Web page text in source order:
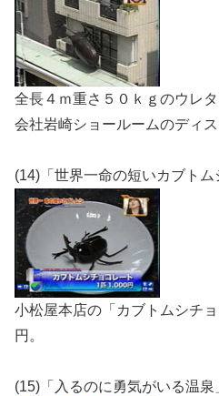
全長４ｍ重さ５０ｋｇのウレ
会社岩崎ショールームのディス
(14)「世界一命の短いカブトム
小松屋本店の「カブトムシチ
円。
(15)「入るのに勇気がいる温泉